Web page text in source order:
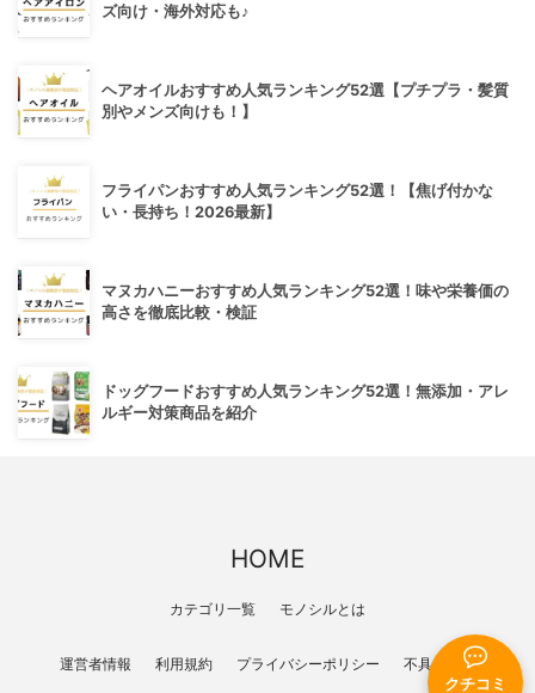
クチコミ
ズ向け・海外対応も♪
ヘアオイルおすすめ人気ランキング52選【プチプラ・髪質
別やメンズ向けも！】
フライパンおすすめ人気ランキング52選！【焦げ付かな
い・長持ち！2026最新】
マヌカハニーおすすめ人気ランキング52選！味や栄養価の
高さを徹底比較・検証
ドッグフードおすすめ人気ランキング52選！無添加・アレ
ルギー対策商品を紹介
HOME
カテゴリ一覧 モノシルとは
運営者情報 利用規約 プライバシーポリシー 不具合報告